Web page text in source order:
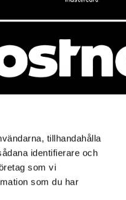
tillhandahålla
identifierare och
som vi
som du har